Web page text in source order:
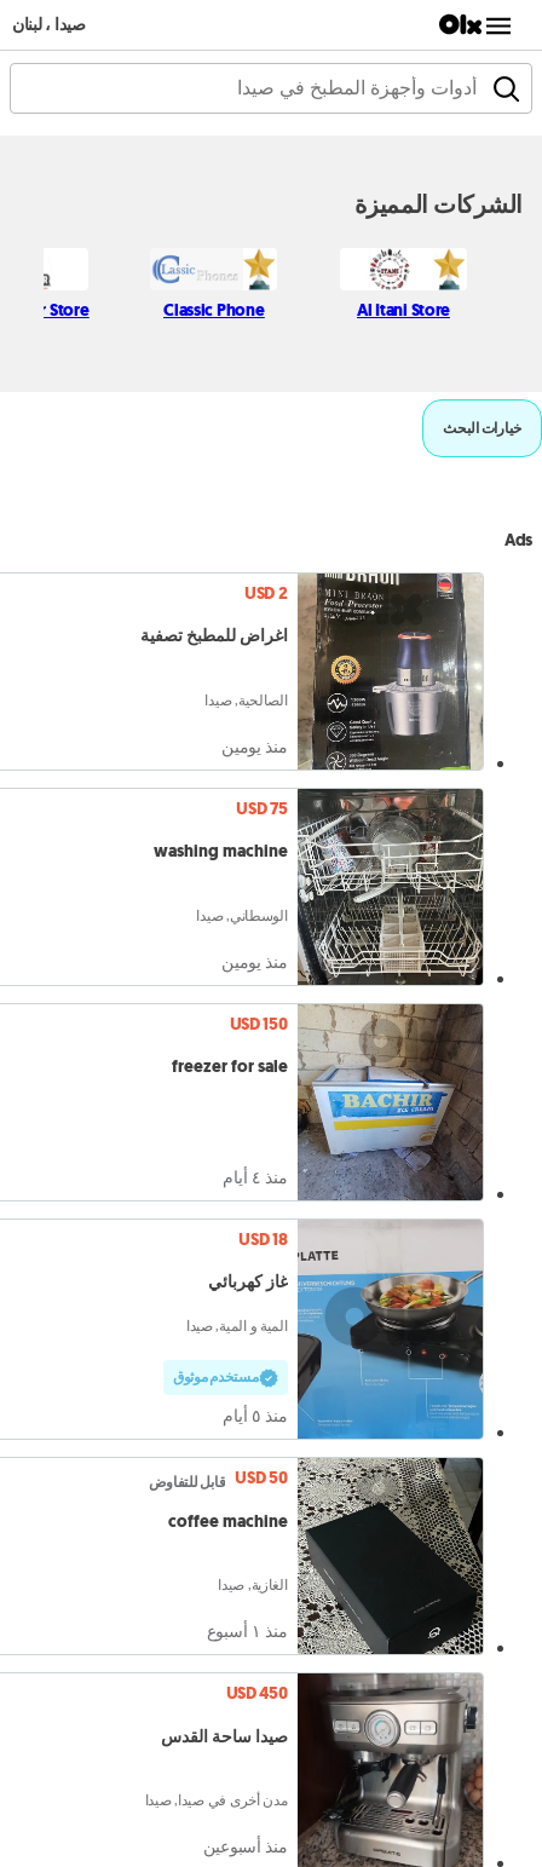
صيدا ، لبنان
الشركات المميزة
Al Itani Store
Classic Phone
Najjar Store
خيارات البحث
Ads
USD 2
اغراض للمطبخ تصفية
الصالحية, صيدا
منذ يومين
USD 75
washing machine
الوسطاني, صيدا
منذ يومين
USD 150
freezer for sale
منذ ٤ أيام
USD 18
غاز كهربائي
المية و المية, صيدا
مستخدم موثوق
منذ ٥ أيام
USD 50 قابل للتفاوض
coffee machine
الغازية, صيدا
منذ ١ أسبوع
USD 450
صيدا ساحة القدس
مدن أخرى في صيدا, صيدا
منذ أسبوعين